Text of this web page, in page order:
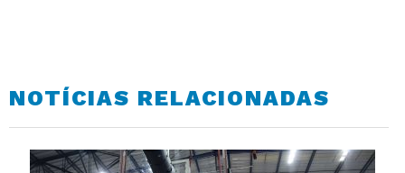
NOTÍCIAS RELACIONADAS